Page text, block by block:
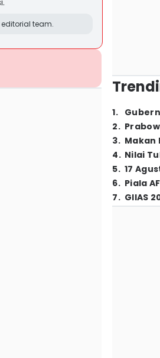
team.
1.
2.
3. Makan
4. Nilai
5. 17
6. Piala
7. GIIAS